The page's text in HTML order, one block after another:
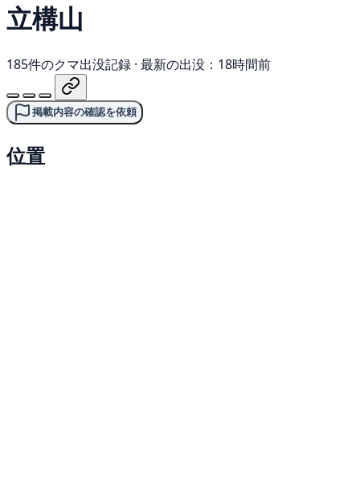
立構山
185件のクマ出没記録 · 最新の出没：18時間前
掲載内容の確認を依頼
位置